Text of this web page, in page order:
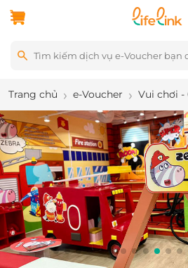
Trang chủ e-Voucher Vui chơi -